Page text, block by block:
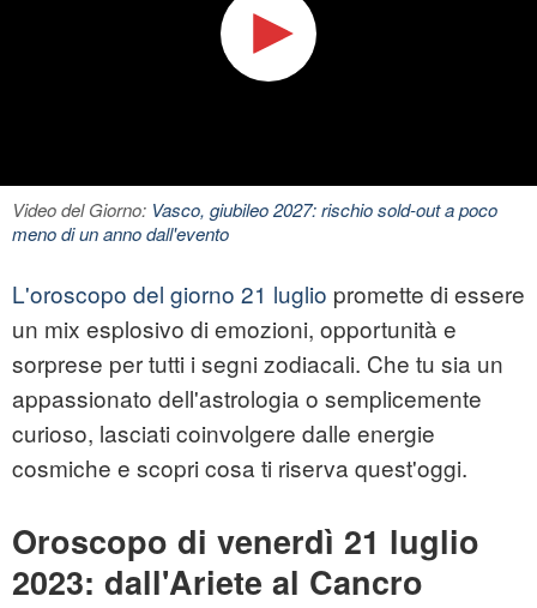
Video del Giorno: Vasco, giubileo 2027: rischio sold-out a poco
meno di un anno dall'evento
L'oroscopo del giorno 21 luglio promette di essere
un mix esplosivo di emozioni, opportunità e
sorprese per tutti i segni zodiacali. Che tu sia un
appassionato dell'astrologia o semplicemente
curioso, lasciati coinvolgere dalle energie
cosmiche e scopri cosa ti riserva quest'oggi.
Oroscopo di venerdì 21 luglio
2023: dall'Ariete al Cancro